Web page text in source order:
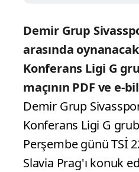
Demir Grup
arasında
Konferans Ligi G
maçının PDF ve e-
Demir Grup
Konferans Ligi G
Perşembe günü TSİ
Slavia Prag'ı konuk